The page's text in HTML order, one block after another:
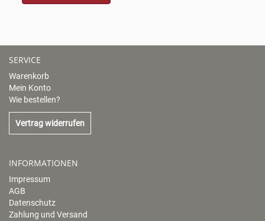
SERVICE
Warenkorb
Mein Konto
Wie bestellen?
Vertrag widerrufen
INFORMATIONEN
Impressum
AGB
Datenschutz
Zahlung und Versand